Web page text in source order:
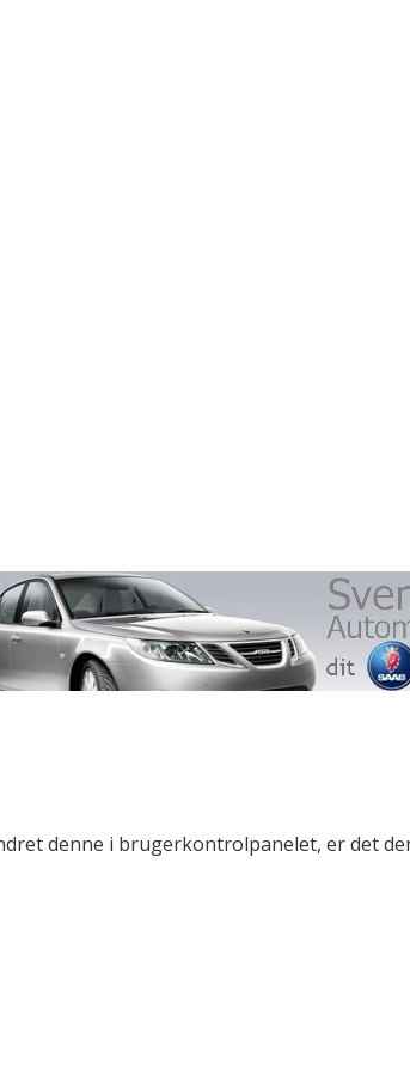
denne i brugerkontrolpanelet, er det